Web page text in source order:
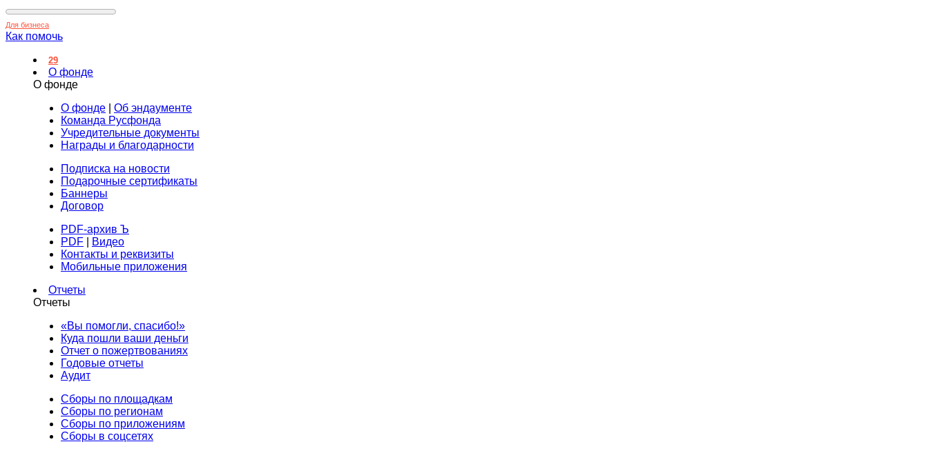
Для бизнеса
Как помочь
29
О фонде
О фонде
О фонде
Об эндаументе
Команда Русфонда
Учредительные документы
Награды и благодарности
Подписка на новости
Подарочные сертификаты
Баннеры
Договор
PDF-архив Ъ
PDF
Видео
Контакты и реквизиты
Мобильные приложения
Отчеты
Отчеты
«Вы помогли, спасибо!»
Куда пошли ваши деньги
Отчет о пожертвованиях
Годовые отчеты
Аудит
Сборы по площадкам
Сборы по регионам
Сборы по приложениям
Сборы в соцсетях